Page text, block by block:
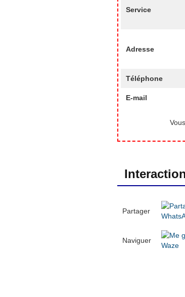
Service
Adresse
Téléphone
E-mail
Partager
Naviguer